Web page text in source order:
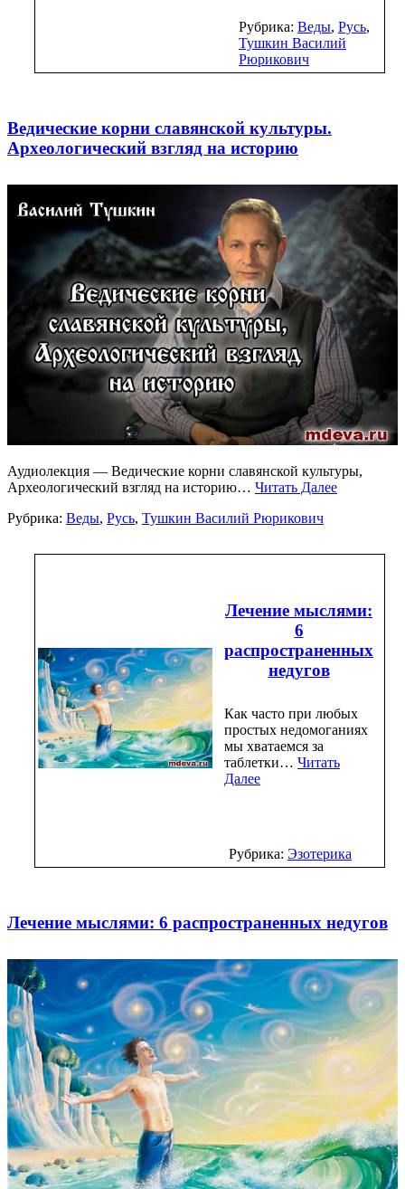
Рубрика: Веды, Русь,
Тушкин Василий
Рюрикович
Ведические корни славянской культуры.
Археологический взгляд на историю
Аудиолекция — Ведические корни славянской культуры,
Археологический взгляд на историю… Читать Далее
Рубрика: Веды, Русь, Тушкин Василий Рюрикович
Лечение мыслями:
6
распространенных
недугов
Как часто при любых
простых недомоганиях
мы хватаемся за
таблетки… Читать
Далее
Рубрика: Эзотерика
Лечение мыслями: 6 распространенных недугов